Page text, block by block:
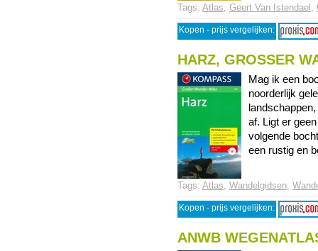
Tags: Atlas, Geert Van Istendael ,
Kopen - prijs vergelijken:
HARZ, GROSSER
Mag ik een
noorderlijk
af. Ligt er
volgende
een rustig en
Tags: Atlas, Wandelgidsen,
Kopen - prijs vergelijken:
ANWB